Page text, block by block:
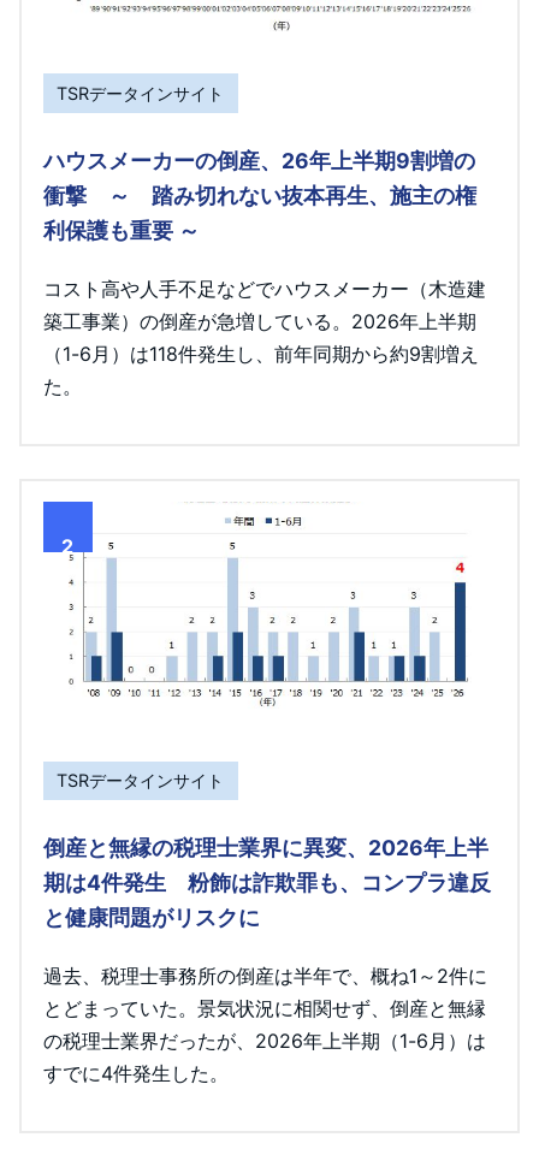
TSRデータインサイト
ハウスメーカーの倒産、26年上半期9割増の
衝撃 ～ 踏み切れない抜本再生、施主の権
利保護も重要 ～
コスト高や人手不足などでハウスメーカー（木造建
築工事業）の倒産が急増している。2026年上半期
（1-6月）は118件発生し、前年同期から約9割増え
た。
2
TSRデータインサイト
倒産と無縁の税理士業界に異変、2026年上半
期は4件発生 粉飾は詐欺罪も、コンプラ違反
と健康問題がリスクに
過去、税理士事務所の倒産は半年で、概ね1～2件に
とどまっていた。景気状況に相関せず、倒産と無縁
の税理士業界だったが、2026年上半期（1-6月）は
すでに4件発生した。